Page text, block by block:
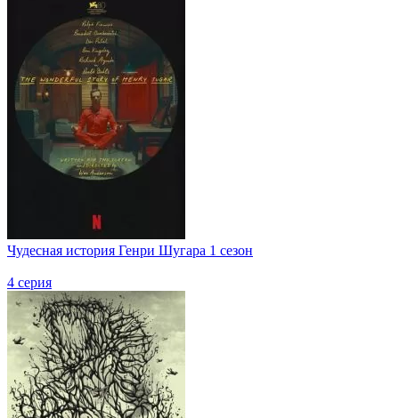
Чудесная история Генри Шугара 1 сезон
4 серия